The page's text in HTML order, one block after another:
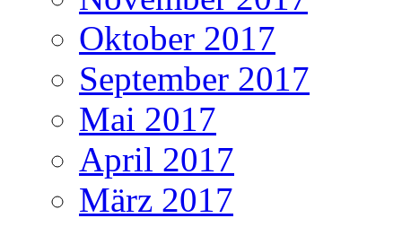
Oktober 2017
September 2017
Mai 2017
April 2017
März 2017